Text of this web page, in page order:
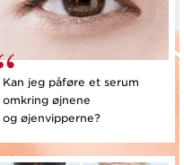
Kan jeg påføre et serum
omkring øjnene
og øjenvipperne?